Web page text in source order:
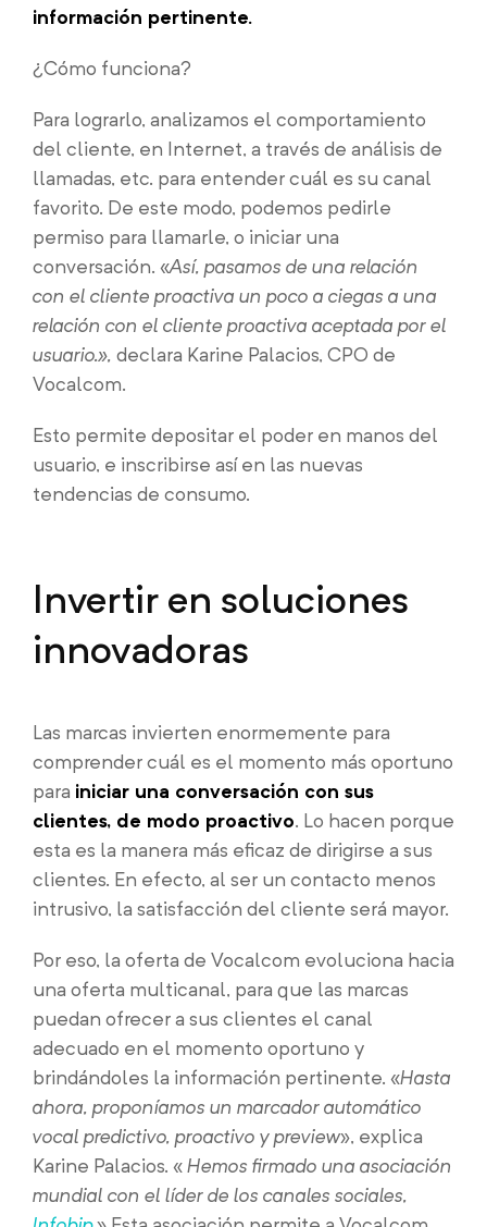
información pertinente.
¿Cómo funciona?
Para lograrlo, analizamos el comportamiento
del cliente, en Internet, a través de análisis de
llamadas, etc. para entender cuál es su canal
favorito. De este modo, podemos pedirle
permiso para llamarle, o iniciar una
conversación. «Así, pasamos de una relación
con el cliente proactiva un poco a ciegas a una
relación con el cliente proactiva aceptada por el
usuario.», declara Karine Palacios, CPO de
Vocalcom.
Esto permite depositar el poder en manos del
usuario, e inscribirse así en las nuevas
tendencias de consumo.
Invertir en soluciones
innovadoras
Las marcas invierten enormemente para
comprender cuál es el momento más oportuno
para iniciar una conversación con sus
clientes, de modo proactivo. Lo hacen porque
esta es la manera más eficaz de dirigirse a sus
clientes. En efecto, al ser un contacto menos
intrusivo, la satisfacción del cliente será mayor.
Por eso, la oferta de Vocalcom evoluciona hacia
una oferta multicanal, para que las marcas
puedan ofrecer a sus clientes el canal
adecuado en el momento oportuno y
brindándoles la información pertinente. «Hasta
ahora, proponíamos un marcador automático
vocal predictivo, proactivo y preview», explica
Karine Palacios. «Hemos firmado una asociación
mundial con el líder de los canales sociales,